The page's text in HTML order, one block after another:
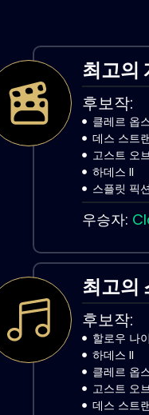
최고의
후보작:
클레르 옵
데스 스트
고스트 오
하데스 II
스플릿 픽션
우승자:
최고의
후보작:
할로우 나
하데스 II
클레르 옵
고스트 오
데스 스트